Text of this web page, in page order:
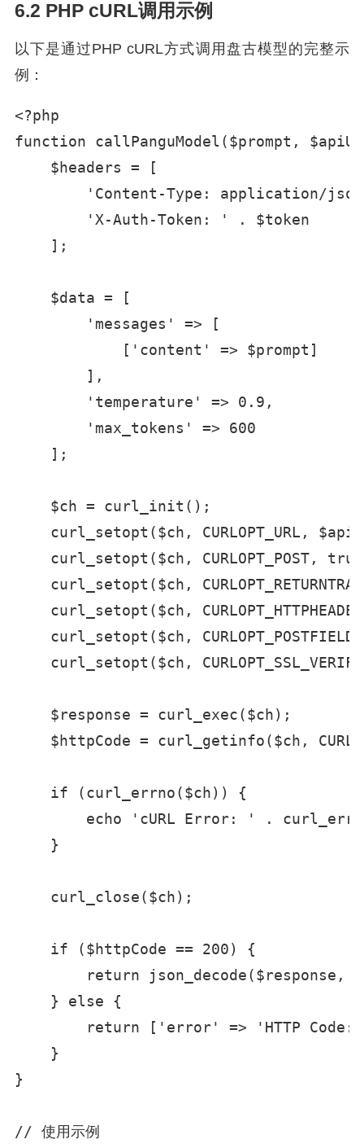
6.2 PHP cURL调用示例
以下是通过PHP cURL方式调用盘古模型的完整示
例：
<?php
function callPanguModel($prompt,
    $headers = [
'Content-Type: application/
        'X-Auth-Token: ' . $token
    ];
    $data = [
        'messages' => [
            ['content' => $prompt]
        ],
        'temperature' => 0.9,
        'max_tokens' => 600
    ];
    $ch = curl_init();
curl_setopt($ch, CURLOPT_URL,
curl_setopt($ch, CURLOPT_POST,
curl_setopt($ch,
curl_setopt($ch,
curl_setopt($ch,
curl_setopt($ch,
    $response = curl_exec($ch);
$httpCode = curl_getinfo($ch,
    if (curl_errno($ch)) {
echo 'cURL Error: ' .
    }
    curl_close($ch);
    if ($httpCode == 200) {
return json_decode($response,
    } else {
return ['error' => 'HTTP
    }
}
// 使用示例